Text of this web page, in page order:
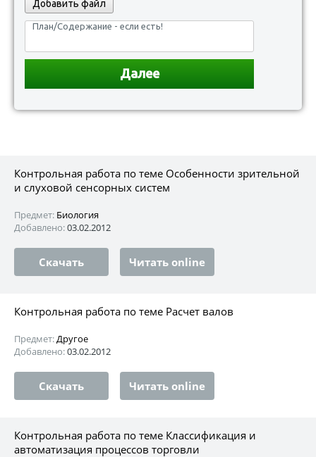
Добавить файл
Контрольная работа по теме Особенности зрительной
и слуховой сенсорных систем
Предмет: Биология
Добавлено:03.02.2012
Скачать Читать online
Контрольная работа по теме Расчет валов
Предмет:Другое
Добавлено:03.02.2012
Скачать Читать online
Контрольная работа по теме Классификация и
автоматизация процессов торговли